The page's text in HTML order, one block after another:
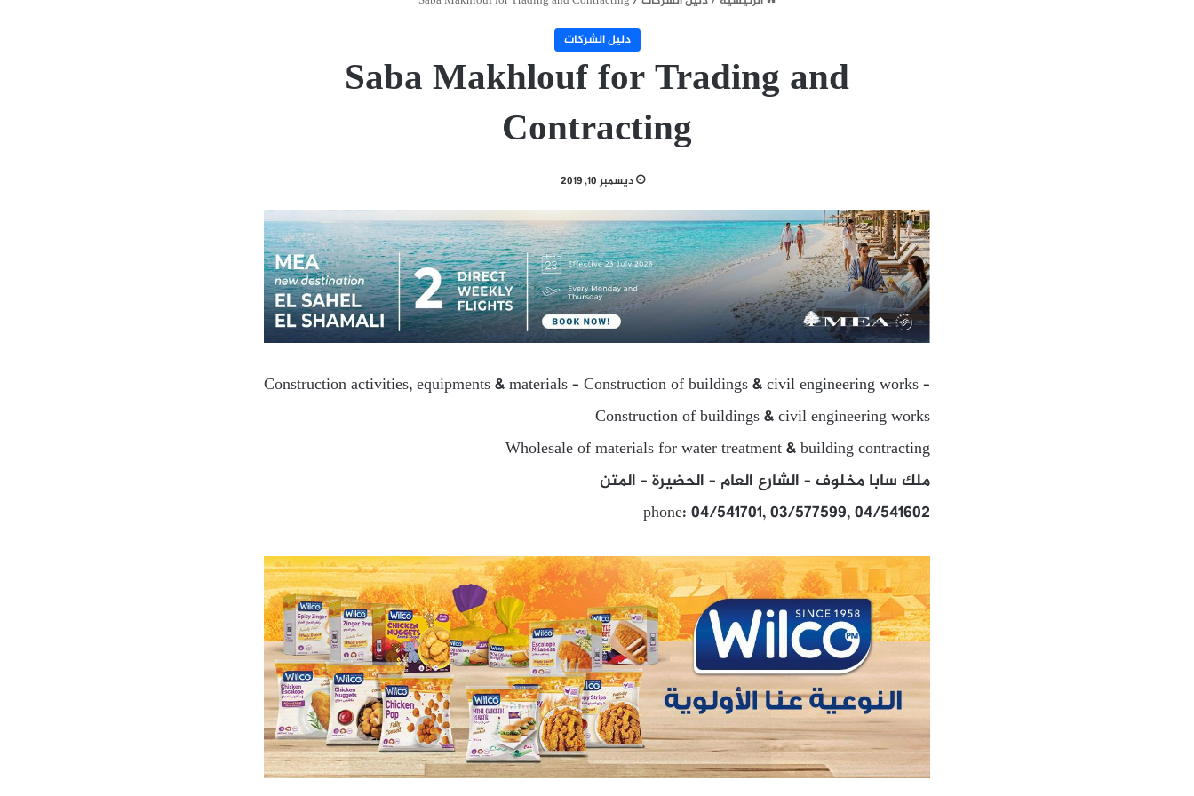
دليل الشركات
Saba Makhlouf for Trading and
Contracting
ديسمبر 10, 2019
Construction activities, equipments & materials – Construction of buildings & civil engineering works –
Construction of buildings & civil engineering works
Wholesale of materials for water treatment & building contracting
ملك سابا مخلوف – الشارع العام – الحضيرة – المتن
phone: 04/541701, 03/577599, 04/541602